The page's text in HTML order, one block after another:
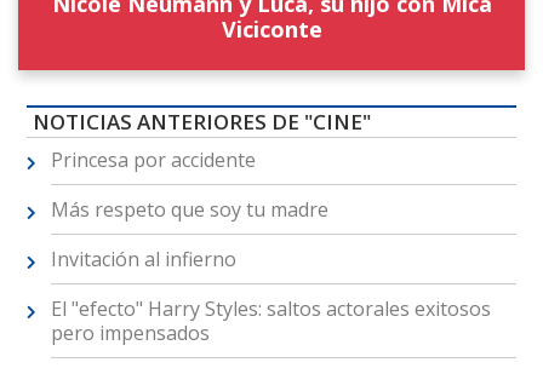
Viciconte
NOTICIAS ANTERIORES DE "CINE"
Princesa por accidente
Más respeto que soy tu madre
Invitación al infierno
El "efecto" Harry Styles: saltos actorales exitosos
pero impensados